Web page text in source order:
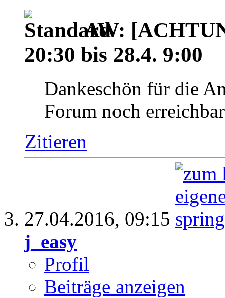
AW:
20:30 bis 28.4. 9:00
Dankeschön für die
Forum noch
Zitieren
27.04.2016, 09:15
j_easy
Profil
Beiträge anzeigen